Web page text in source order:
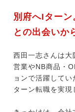
メディア紹介実績
今す
中長
別府へIター
との出会いか
西田一志さんは大
営業やNB商品・
ョンで活躍して
ターン転職を実現